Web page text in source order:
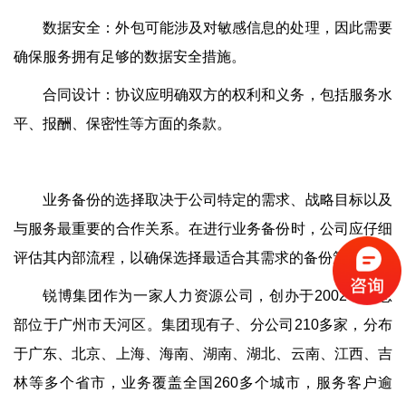
数据安全：外包可能涉及对敏感信息的处理，因此需要
确保服务拥有足够的数据安全措施。
合同设计：协议应明确双方的权利和义务，包括服务水
平、报酬、保密性等方面的条款。
业务备份的选择取决于公司特定的需求、战略目标以及
与服务最重要的合作关系。在进行业务备份时，公司应仔细
评估其内部流程，以确保选择最适合其需求的备份策略。
锐博集团作为一家人力资源公司，创办于2002年，总
部位于广州市天河区。集团现有子、分公司210多家，分布
于广东、北京、上海、海南、湖南、湖北、云南、江西、吉
林等多个省市，业务覆盖全国260多个城市，服务客户逾